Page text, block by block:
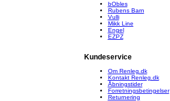
bObles
Rubens Barn
Vulli
Mikk Line
Engel
EZPZ
Kundeservice
Om Renleg.dk
Kontakt Renleg.dk
Åbningstider
Forretningsbetingelser
Returnering